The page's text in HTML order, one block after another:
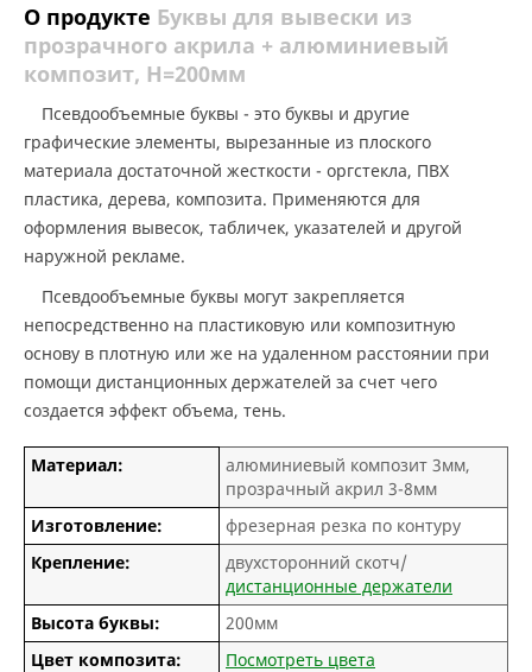
О продукте Буквы для вывески из
прозрачного акрила + алюминиевый
композит, H=200мм
Псевдообъемные буквы - это буквы и другие
графические элементы, вырезанные из плоского
материала достаточной жесткости - оргстекла, ПВХ
пластика, дерева, композита. Применяются для
оформления вывесок, табличек, указателей и другой
наружной рекламе.
Псевдообъемные буквы могут закрепляется
непосредственно на пластиковую или композитную
основу в плотную или же на удаленном расстоянии при
помощи дистанционных держателей за счет чего
создается эффект объема, тень.
Материал:
алюминиевый композит 3мм,
прозрачный акрил 3-8мм
Изготовление:
фрезерная резка по контуру
Крепление:
двухсторонний скотч/
дистанционные держатели
Высота буквы:
200мм
Цвет композита:
Посмотреть цвета